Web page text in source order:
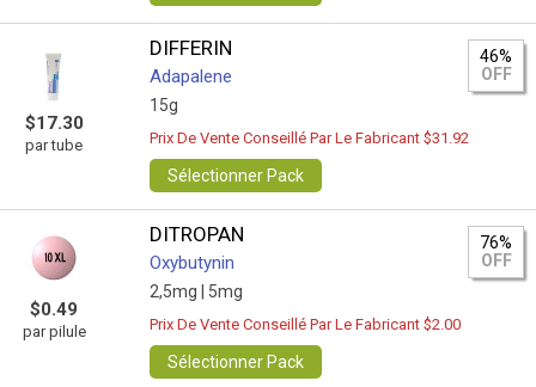
$17.30
par tube
DIFFERIN
Adapalene
15g
46%
OFF
Prix De Vente Conseillé Par Le Fabricant $31.92
Sélectionner Pack
$0.49
par pilule
DITROPAN
Oxybutynin
2,5mg | 5mg
76%
OFF
Prix De Vente Conseillé Par Le Fabricant $2.00
Sélectionner Pack